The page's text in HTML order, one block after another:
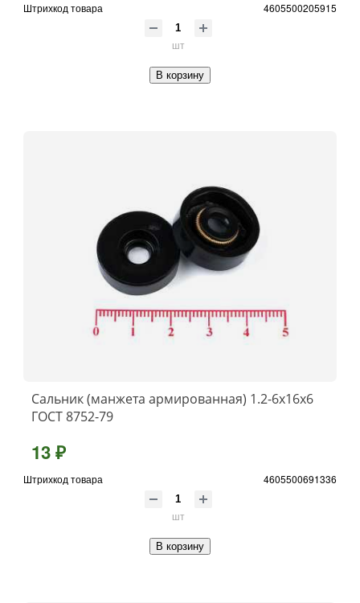
Штрихкод товара 4605500205915
шт
В корзину
Сальник (манжета армированная) 1.2-6х16х6
ГОСТ 8752-79
13 ₽
Штрихкод товара 4605500691336
шт
В корзину